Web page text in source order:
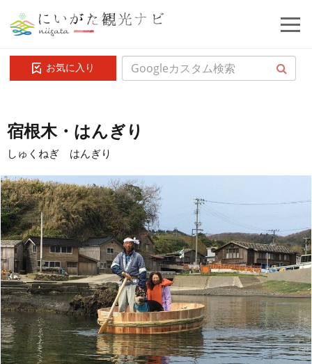
お気に入り
宿根木・はんぎり
しゅくねぎ はんぎり